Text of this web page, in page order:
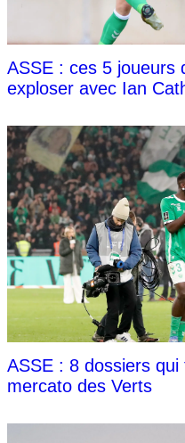
ASSE : ces 5 joueurs
exploser avec Ian
ASSE : 8 dossiers
mercato des Verts